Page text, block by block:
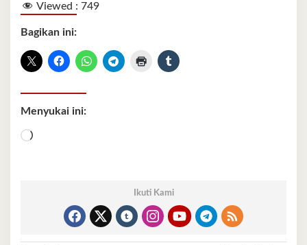
Viewed : 749
Bagikan ini:
Menyukai ini:
Memuat...
Ikuti Kami